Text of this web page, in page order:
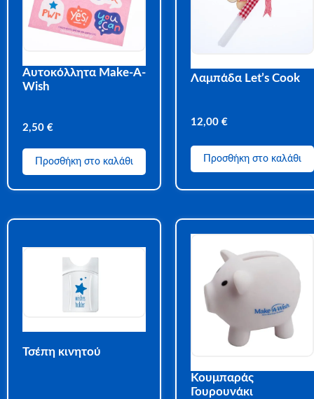
Αυτοκόλλητα Make-A-
Wish
2,50 €
Προσθήκη στο καλάθι
Λαμπάδα Let’s Cook
12,00 €
Προσθήκη στο καλάθι
Τσέπη κινητού
Κουμπαράς
Γουρουνάκι